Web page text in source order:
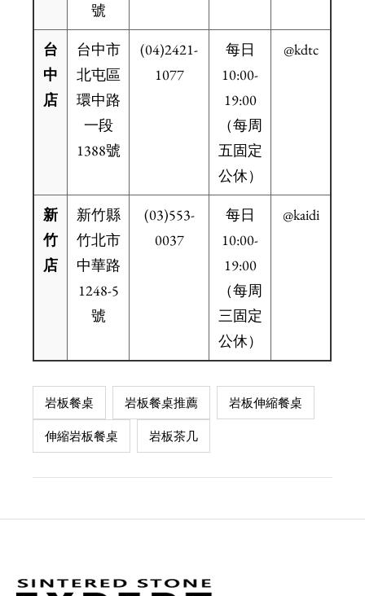
號
台
中
店
台中市
北屯區
環中路
一段
1388號
(04)2421-
1077
每日
10:00-
19:00
（每周
五固定
公休）
@kdtc
新
竹
店
新竹縣
竹北市
中華路
1248-5
號
(03)553-
0037
每日
10:00-
19:00
（每周
三固定
公休）
@kaidi
岩板餐桌 岩板餐桌推薦 岩板伸縮餐桌
伸縮岩板餐桌 岩板茶几